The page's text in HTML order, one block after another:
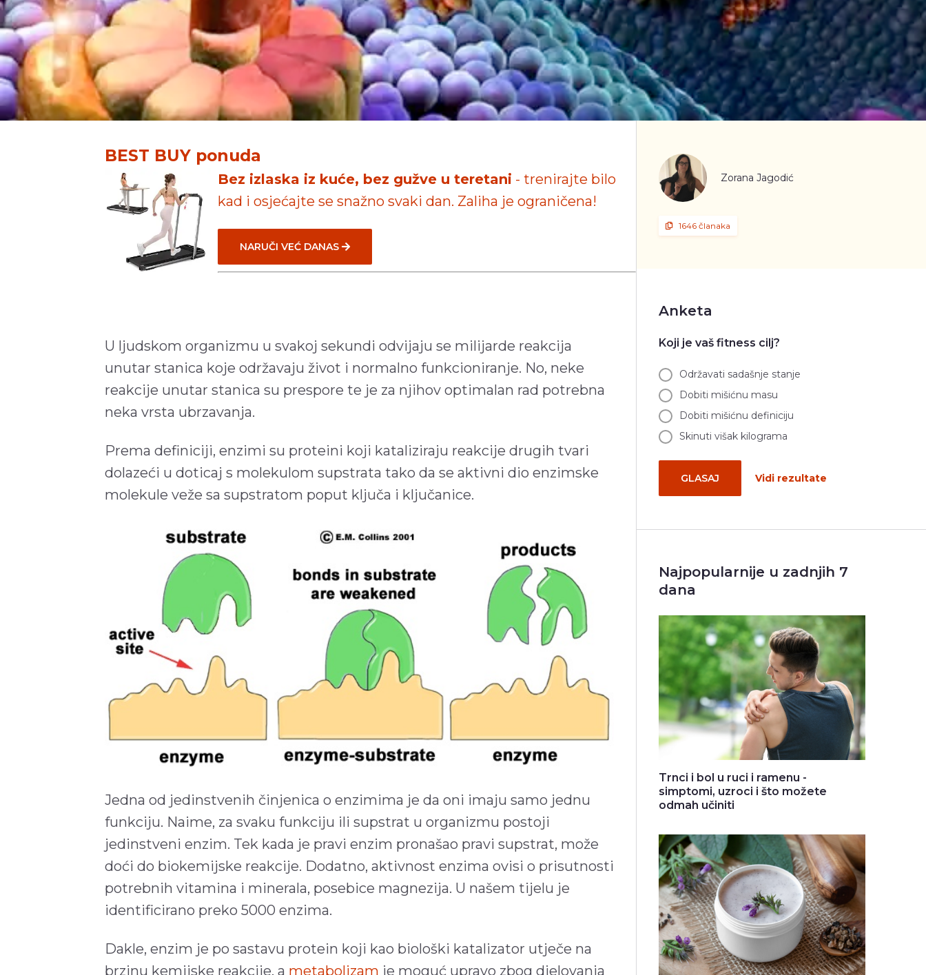
BEST BUY ponuda
Bez izlaska iz kuće, bez gužve u teretani - trenirajte bilo
kad i osjećajte se snažno svaki dan. Zaliha je ograničena!
NARUČI VEĆ DANAS
U ljudskom organizmu u svakoj sekundi odvijaju se milijarde reakcija
unutar stanica koje održavaju život i normalno funkcioniranje. No, neke
reakcije unutar stanica su prespore te je za njihov optimalan rad potrebna
neka vrsta ubrzavanja.
Prema definiciji, enzimi su proteini koji kataliziraju reakcije drugih tvari
dolazeći u doticaj s molekulom supstrata tako da se aktivni dio enzimske
molekule veže sa supstratom poput ključa i ključanice.
Jedna od jedinstvenih činjenica o enzimima je da oni imaju samo jednu
funkciju. Naime, za svaku funkciju ili supstrat u organizmu postoji
jedinstveni enzim. Tek kada je pravi enzim pronašao pravi supstrat, može
doći do biokemijske reakcije. Dodatno, aktivnost enzima ovisi o prisutnosti
potrebnih vitamina i minerala, posebice magnezija. U našem tijelu je
identificirano preko 5000 enzima.
Dakle, enzim je po sastavu protein koji kao biološki katalizator utječe na
brzinu kemijske reakcije, a metabolizam je moguć upravo zbog djelovanja
Zorana Jagodić
1646 članaka
Anketa
Koji je vaš fitness cilj?
Održavati sadašnje stanje
Dobiti mišićnu masu
Dobiti mišićnu definiciju
Skinuti višak kilograma
GLASAJ Vidi rezultate
Najpopularnije u zadnjih 7
dana
Trnci i bol u ruci i ramenu -
simptomi, uzroci i što možete
odmah učiniti